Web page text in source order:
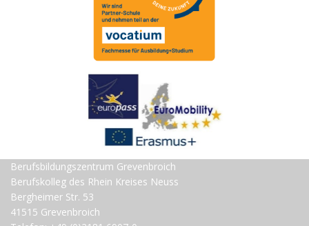
Berufsbildungszentrum Grevenbroich
Berufskolleg des Rhein Kreises Neuss
Bergheimer Str. 53
41515 Grevenbroich